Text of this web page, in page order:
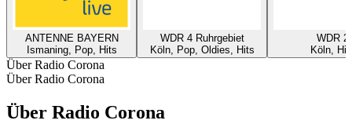
ANTENNE BAYERN
Ismaning, Pop, Hits
WDR 4 Ruhrgebiet
Köln, Pop, Oldies, Hits
WDR 2
Köln,
Über Radio Corona
Über Radio Corona
Über Radio Corona